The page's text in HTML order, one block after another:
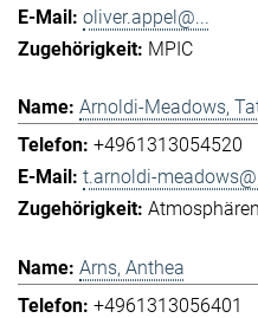
oliver.appel@...
MPIC
Arnoldi-Meadows,
+4961313054520
t.arnoldi-
Arns, Anthea
+4961313056401